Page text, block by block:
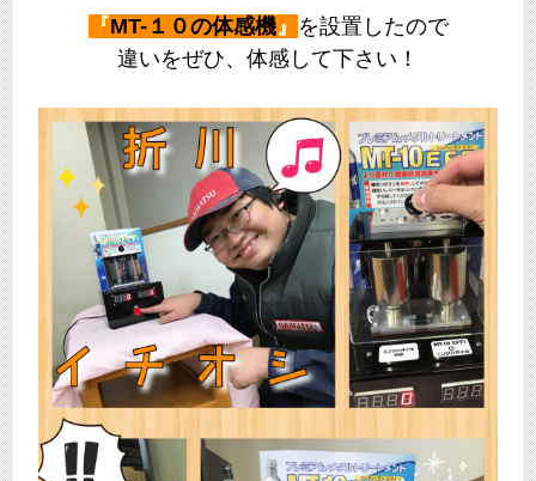
『MT-１０の体感機』 を設置したので
違いをぜひ、体感して下さい！